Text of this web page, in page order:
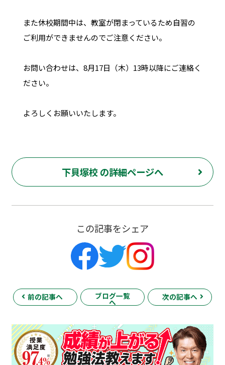
また休校期間中は、教室が閉まっているため自習の
ご利用ができませんのでご注意ください。
お問い合わせは、8月17日（木）13時以降にご連絡く
ださい。
よろしくお願いいたします。
下貝塚校 の詳細ページへ
この記事をシェア
前の記事へ ブログ一覧
へ
次の記事へ